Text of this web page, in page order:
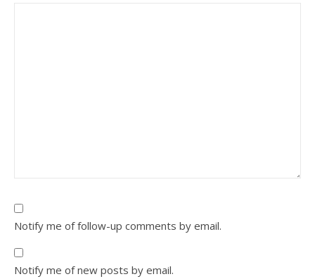
Notify me of follow-up comments by email.
Notify me of new posts by email.